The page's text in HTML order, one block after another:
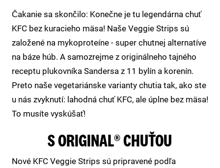
Čakanie sa skončilo: Konečne je tu legendárna chuť
KFC bez kuracieho mäsa! Naše Veggie Strips sú
založené na mykoproteíne - super chutnej alternatíve
na báze húb. A samozrejme z originálneho tajného
receptu plukovníka Sandersa z 11 bylín a korenín.
Preto naše vegetariánske varianty chutia tak, ako ste
u nás zvyknutí: lahodná chuť KFC, ale úplne bez mäsa!
To musíte vyskúšať!
S ORIGINAL® CHUŤOU
Nové KFC Veggie Strips sú pripravené podľa